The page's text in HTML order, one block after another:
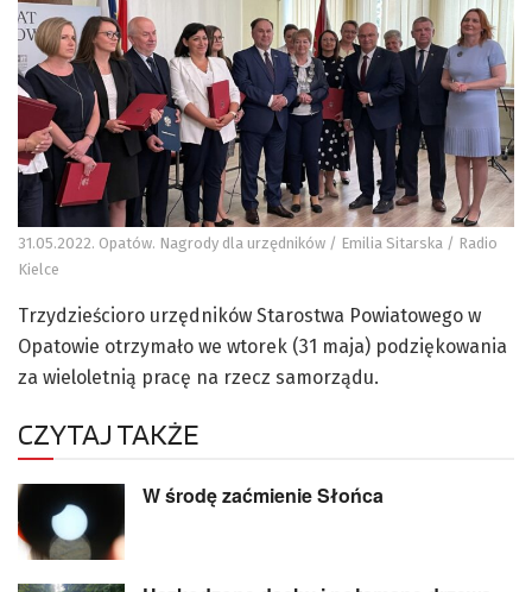
31.05.2022. Opatów. Nagrody dla urzędników / Emilia Sitarska / Radio
Kielce
Trzydzieścioro urzędników Starostwa Powiatowego w
Opatowie otrzymało we wtorek (31 maja) podziękowania
za wieloletnią pracę na rzecz samorządu.
CZYTAJ TAKŻE
W środę zaćmienie Słońca